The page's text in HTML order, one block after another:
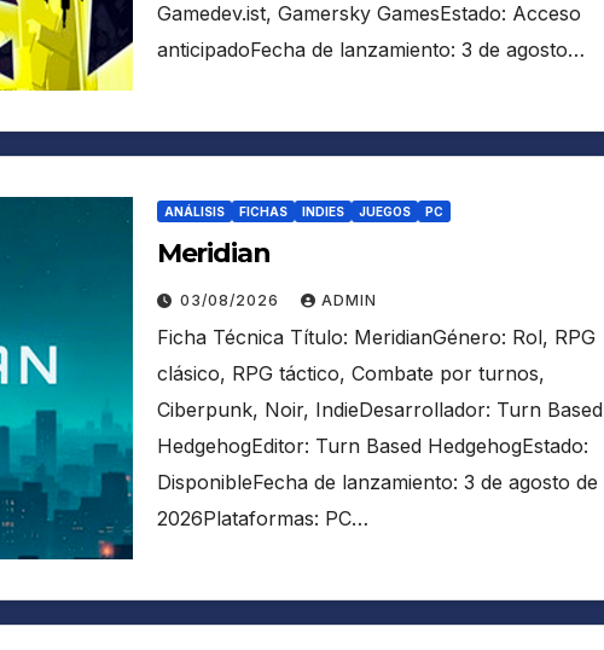
Gamedev.ist, Gamersky GamesEstado: Acceso
anticipadoFecha de lanzamiento: 3 de agosto…
ANÁLISIS FICHAS INDIES JUEGOS PC
Meridian
03/08/2026 ADMIN
Ficha Técnica Título: MeridianGénero: Rol, RPG
clásico, RPG táctico, Combate por turnos,
Ciberpunk, Noir, IndieDesarrollador: Turn Based
HedgehogEditor: Turn Based HedgehogEstado:
DisponibleFecha de lanzamiento: 3 de agosto de
2026Plataformas: PC…